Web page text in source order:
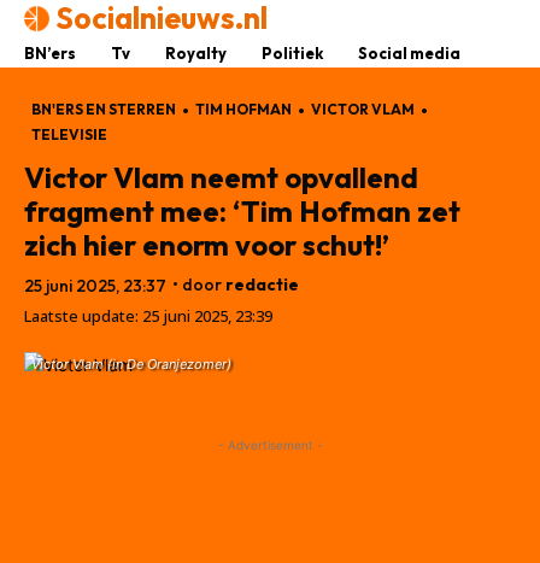
Socialnieuws.nl
BN’ers Tv Royalty Politiek Social media
BN'ERS EN STERREN TIM HOFMAN
VICTOR VLAM
TELEVISIE
Victor Vlam neemt opvallend
fragment mee: ‘Tim Hofman zet
zich hier enorm voor schut!’
25 juni 2025, 23:37 • door redactie
Laatste update: 25 juni 2025, 23:39
Victor Vlam (in De Oranjezomer)
- Advertisement -